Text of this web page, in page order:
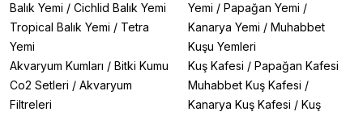
Balık Yemi / Cichlid Balık Yemi
Tropical Balık Yemi / Tetra
Yemi
Akvaryum Kumları / Bitki Kumu
Co2 Setleri / Akvaryum
Filtreleri
Yemi / Papağan Yemi /
Kanarya Yemi / Muhabbet
Kuşu Yemleri
Kuş Kafesi / Papağan Kafesi
Muhabbet Kuş Kafesi /
Kanarya Kuş Kafesi / Kuş